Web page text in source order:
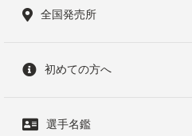
全国発売所
初めての方へ
選手名鑑